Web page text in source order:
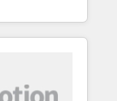
we
and minimize